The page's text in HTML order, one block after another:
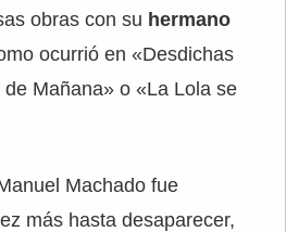
obras con su hermano
ocurrió en «Desdichas
Mañana» o «La Lola se
Machado fue
más hasta desaparecer,